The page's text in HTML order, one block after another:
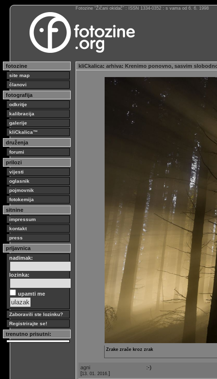
Fotozine “Žičani okidač” : ISSN 1334-0352 : s vama od 6. 6. 1998
fotozine
site map
članovi
fotografija
odkritje
kalibracija
galerije
kliCkalica™
druženja
forumi
prilozi
vijesti
oglasnik
pojmovnik
fotokemija
sitnine
impressum
kontakt
press
prijavnica
nadimak:
lozinka:
upamti me
Zaboravili ste lozinku?
Registrirajte se!
trenutno prisutni:
kliCkalica: arhiva: Krenimo ponovno, sasvim
Zrake zrače kroz zrak
agni
[13. 01. 2016. ]
:-)